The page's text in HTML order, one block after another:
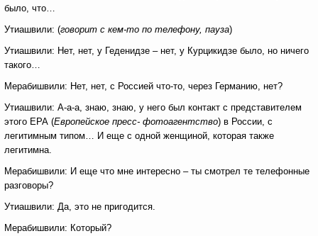
было, что…
Утиашвили: (говорит с кем-то по телефону, пауза)
Утиашвили: Нет, нет, у Геденидзе – нет, у Курцикидзе было, но ничего
такого…
Мерабишвили: Нет, нет, с Россией что-то, через Германию, нет?
Утиашвили: А-а-а, знаю, знаю, у него был контакт с представителем
этого ЕРА (Европейское пресс- фотоагентство) в России, с
легитимным типом… И еще с одной женщиной, которая также
легитимна.
Мерабишвили: И еще что мне интересно – ты смотрел те телефонные
разговоры?
Утиашвили: Да, это не пригодится.
Мерабишвили: Который?